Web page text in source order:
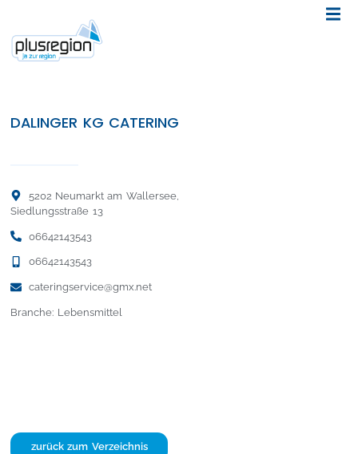
DALINGER KG CATERING
5202 Neumarkt am Wallersee,
Siedlungsstraße 13
06642143543
06642143543
cateringservice@gmx.net
Branche: Lebensmittel
zurück zum Verzeichnis